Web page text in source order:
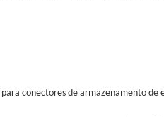
para conectores de armazenamento de